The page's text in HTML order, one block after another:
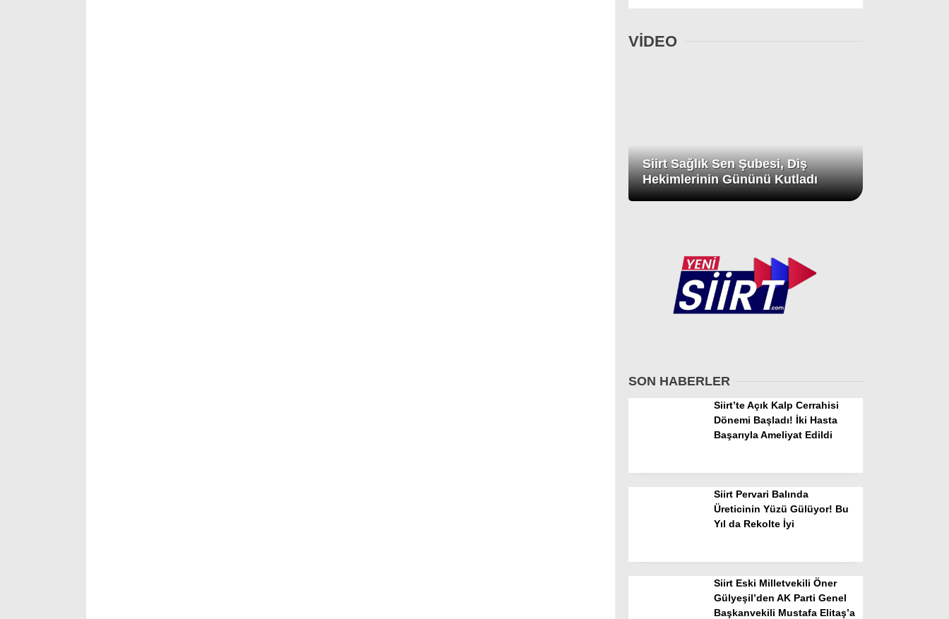
VİDEO
Siirt Sağlık Sen Şubesi, Diş
Hekimlerinin Gününü Kutladı
SON HABERLER
Siirt’te Açık Kalp Cerrahisi
Dönemi Başladı! İki Hasta
Başarıyla Ameliyat Edildi
Siirt Pervari Balında
Üreticinin Yüzü Gülüyor! Bu
Yıl da Rekolte İyi
Siirt Eski Milletvekili Öner
Gülyeşil’den AK Parti Genel
Başkanvekili Mustafa Elitaş’a